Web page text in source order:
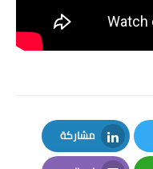
مشاركة
LinkedIn